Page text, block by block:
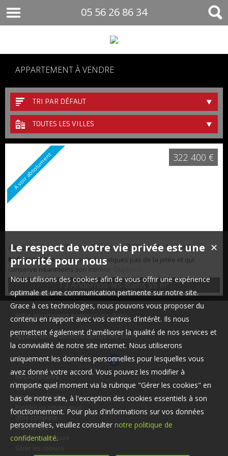
05 56 26 86 34
APPARTEMENT À VENDRE
TRI PAR DÉFAUT
TOUTES LES VILLES
A voir absolument
Appartement T3 en duplex à 200 m de la jetée
Ref. VA1957: Appartement à quelques pas de la jetée et qui
conserve néanmoins son intimité. Duplex de 55 m² loi carrez qui
développe réellement 78 m². Loggia, séjour avec coin cuisine,
chambre et salle de bains avec WC compose le premier niveau.
Chambre sous comble, grand WC avec lavabo et une belle pièce
ouverte forme le deuxième niveau. Un parking privatif complète ce
bien Le + Petite vue Bassin !
T3 Andernos-les-Bains55 m²
322 400 €
Achat appartement Andernos-les-Bains
Appartement à vendre Andernos-les-Bains
Qui sommes-nous
Mentions légales
Prendre un rendez vous
Offre complète
Plan du site
Espace propriétaire
✕
Le respect de votre vie privée est une
priorité pour nous
Nous utilisons des cookies afin de vous offrir une expérience
optimale et une communication pertinente sur notre site.
Grace à ces technologies, nous pouvons vous proposer du
contenu en rapport avec vos centres d'intérêt. Ils nous
permettent également d'améliorer la qualité de nos services et
la convivialité de notre site internet. Nous utiliserons
uniquement les données personnelles pour lesquelles vous
avez donné votre accord. Vous pouvez les modifier à
n'importe quel moment via la rubrique "Gérer les cookies" en
bas de notre site, à l'exception des cookies essentiels à son
fonctionnement. Pour plus d'informations sur vos données
personnelles, veuillez consulter notre politique de
confidentialité.